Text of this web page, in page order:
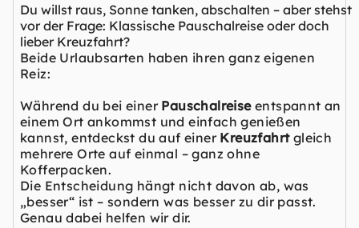
Du willst raus, Sonne tanken, abschalten – aber stehst
vor der Frage: Klassische Pauschalreise oder doch
lieber Kreuzfahrt?
Beide Urlaubsarten haben ihren ganz eigenen
Reiz:
Während du bei einer Pauschalreiseentspannt an
einem Ort ankommst und einfach genießen
kannst, entdeckst du auf einer Kreuzfahrt gleich
mehrere Orte auf einmal – ganz ohne
Kofferpacken.
Die Entscheidung hängt nicht davon ab, was
„besser“ ist – sondern was besser zu dir passt.
Genau dabei helfen wir dir.